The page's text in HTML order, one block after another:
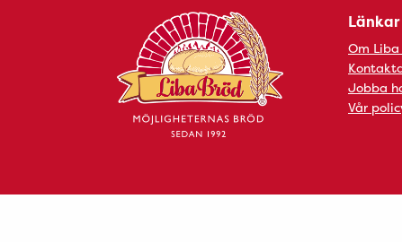
Länkar
Om Liba
Jobba
Vår